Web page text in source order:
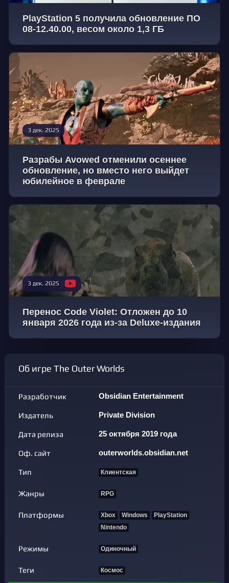
PlayStation 5 получила обновление ПО
08-12.40.00, весом около 1,3 ГБ
3 дек. 2025
Разрабы Avowed отменили осеннее
обновление, но вместо него выйдет
юбилейное в феврале
3 дек. 2025
Перенос Code Violet: Отложен до 10
января 2026 года из-за Deluxe-издания
Об игре The Outer Worlds
Разработчик Obsidian Entertainment
Издатель Private Division
Дата релиза 25 октября 2019 года
Оф. сайт outerworlds.obsidian.net
Тип Клиентская
Жанры RPG
Платформы Xbox Windows
PlayStation
Nintendo
Режимы Одиночный
Теги Космос